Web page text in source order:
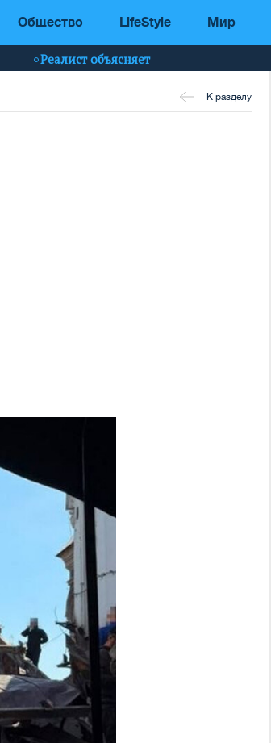
Общество LifeStyle Мир
Реалист объясняет
К разделу